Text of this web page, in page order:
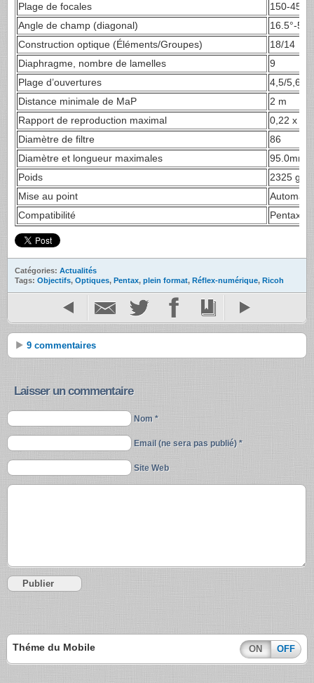
Plage de focales
150-
Angle de champ (diagonal)
16.5°-
Construction optique (Éléments/Groupes)
18/14
Diaphragme, nombre de lamelles
9
Plage d’ouvertures
4,5/5,6-
Distance minimale de MaP
2 m
Rapport de reproduction maximal
0,22 x
Diamètre de filtre
86
Diamètre et longueur maximales
95.0mm
Poids
2325 g
Mise au point
Compatibilité
Pentax
Catégories: Actualités
Tags: Objectifs, Optiques, Pentax, plein format, Réflex-numérique, Ricoh
9 commentaires
Laisser un commentaire
Nom *
Email (ne sera pas publié) *
Site Web
Théme du Mobile ON OFF